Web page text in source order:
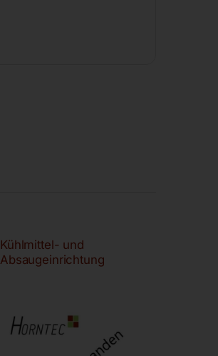
Kühlmittel- und
Absaugeinrichtung